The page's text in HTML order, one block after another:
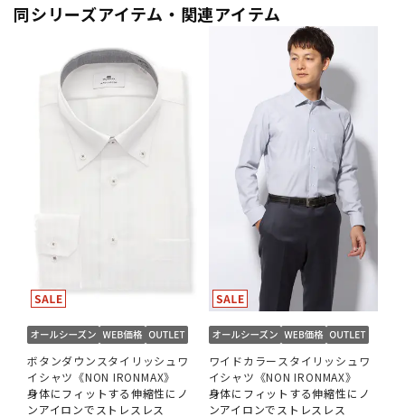
同シリーズアイテム・関連アイテム
ボタンダウンスタイリッシュワ
イシャツ《NON IRONMAX》
身体にフィットする伸縮性にノ
ンアイロンでストレスレス
ワイドカラースタイリッシュワ
イシャツ《NON IRONMAX》
身体にフィットする伸縮性にノ
ンアイロンでストレスレス